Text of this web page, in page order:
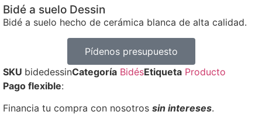
Bidé a suelo Dessin
Bidé a suelo hecho de cerámica blanca de alta calidad.
Pídenos presupuesto
SKU bidedessinCategoría BidésEtiqueta Producto
Pago flexible:
Financia tu compra con nosotros sin intereses.